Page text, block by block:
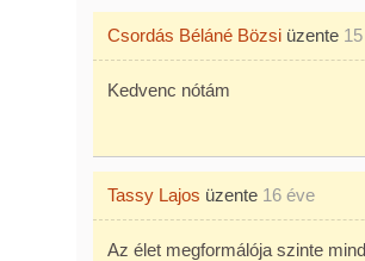
Csordás Béláné Bözsi üzente
Kedvenc nótám
Tassy Lajos üzente 16 éve
Az élet megformálója szinte